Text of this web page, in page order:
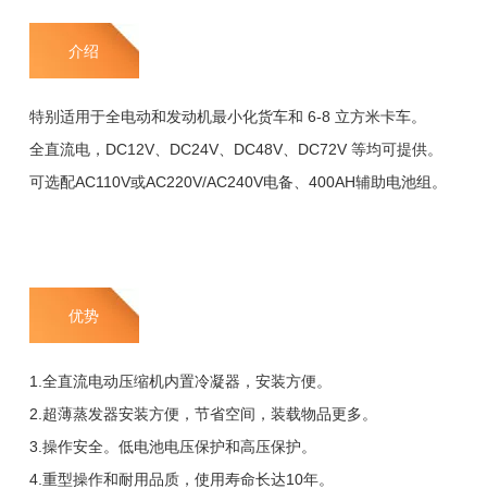
介绍
特别适用于全电动和发动机最小化货车和 6-8 立方米卡车。
全直流电，DC12V、DC24V、DC48V、DC72V 等均可提供。
可选配AC110V或AC220V/AC240V电备、400AH辅助电池组。
优势
1.全直流电动压缩机内置冷凝器，安装方便。
2.超薄蒸发器安装方便，节省空间，装载物品更多。
3.操作安全。低电池电压保护和高压保护。
4.重型操作和耐用品质，使用寿命长达10年。